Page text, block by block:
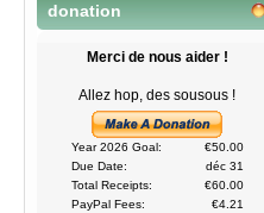
donation
Merci de nous aider !
Allez hop, des sousous !
Year 2026 Goal:
€50.00
Due Date:
déc 31
Total Receipts:
€60.00
PayPal Fees:
€4.21